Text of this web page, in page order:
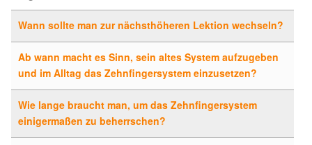
Wann sollte man zur nächsthöheren Lektion wechseln?
Ab wann macht es Sinn, sein altes System aufzugeben
und im Alltag das Zehnfingersystem einzusetzen?
Wie lange braucht man, um das Zehnfingersystem
einigermaßen zu beherrschen?